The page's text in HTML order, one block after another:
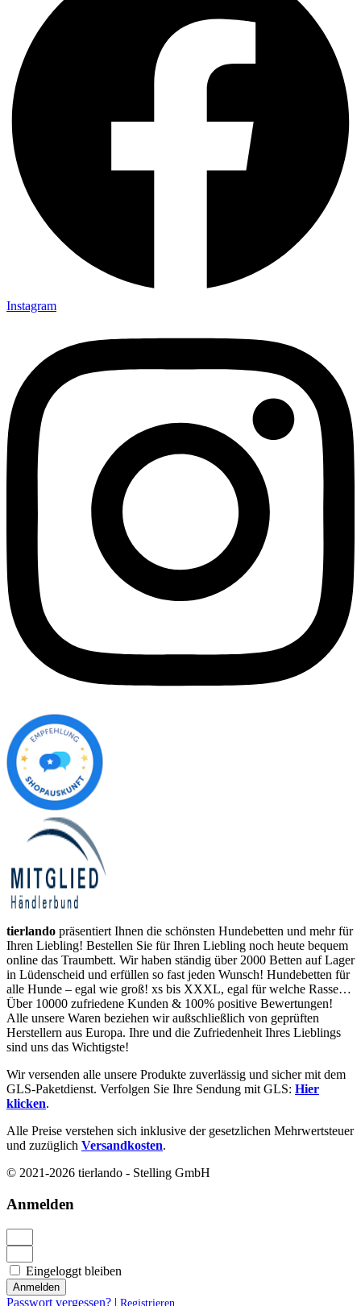
Instagram
tierlando präsentiert Ihnen die schönsten Hundebetten und mehr für
Ihren Liebling! Bestellen Sie für Ihren Liebling noch heute bequem
online das Traumbett. Wir haben ständig über 2000 Betten auf Lager
in Lüdenscheid und erfüllen so fast jeden Wunsch! Hundebetten für
alle Hunde – egal wie groß! xs bis XXXL, egal für welche Rasse…
Über 10000 zufriedene Kunden & 100% positive Bewertungen!
Alle unsere Waren beziehen wir außschließlich von geprüften
Herstellern aus Europa. Ihre und die Zufriedenheit Ihres Lieblings
sind uns das Wichtigste!
Wir versenden alle unsere Produkte zuverlässig und sicher mit dem
GLS-Paketdienst. Verfolgen Sie Ihre Sendung mit GLS: Hier
klicken.
Alle Preise verstehen sich inklusive der gesetzlichen Mehrwertsteuer
und zuzüglich Versandkosten.
© 2021-2026 tierlando - Stelling GmbH
Anmelden
Eingeloggt bleiben
Anmelden
Passwort vergessen? | Registrieren